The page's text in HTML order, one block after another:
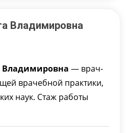
Владимировна
Владимировна — врач-
врачебной практики,
наук. Стаж работы